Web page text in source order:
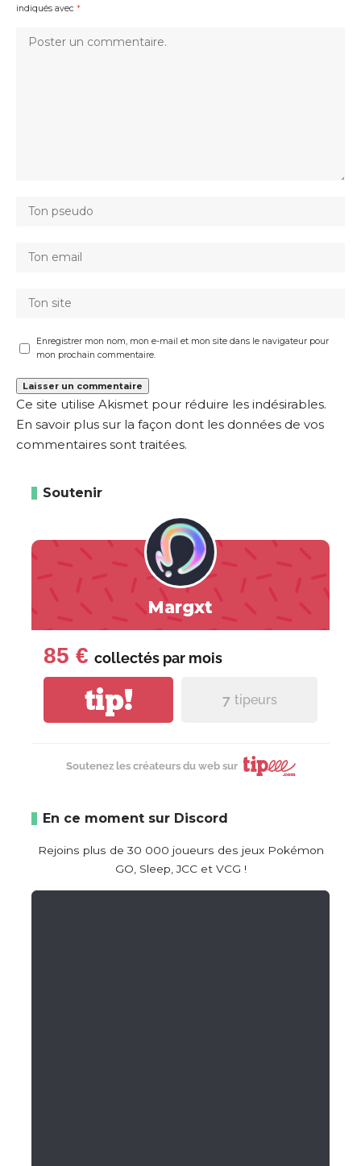
indiqués avec *
Enregistrer mon nom, mon e-mail et mon site dans le navigateur pour
mon prochain commentaire.
Ce site utilise Akismet pour réduire les indésirables.
En savoir plus sur la façon dont les données de vos
commentaires sont traitées.
Soutenir
Margxt
85 € collectés par mois
tip! 7 tipeurs
Soutenez les créateurs du web sur
En ce moment sur Discord
Rejoins plus de 30 000 joueurs des jeux Pokémon
GO, Sleep, JCC et VCG !